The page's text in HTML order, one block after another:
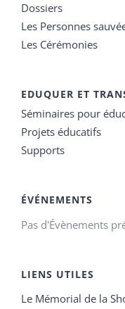
Dossiers
Les Personnes
Les Cérémonies
EDUQUER ET
Séminaires pour
Projets éducatifs
Supports
ÉVÉNEMENTS
Pas d'Évènements
LIENS UTILES
Le Mémorial de la